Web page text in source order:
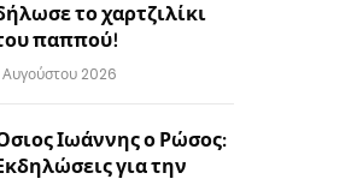
το χαρτζιλίκι
παππού!
Αυγούστου 2026
Ιωάννης ο Ρώσος:
για την